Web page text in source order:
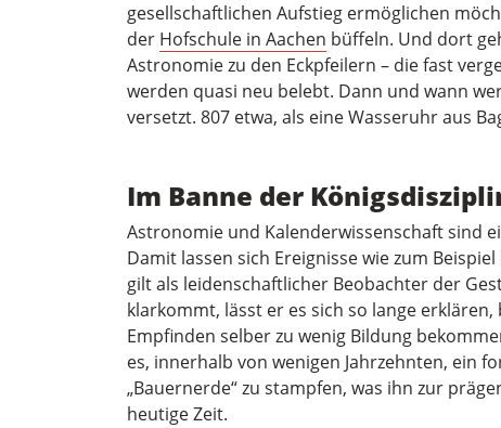
gesellschaftlichen Aufstieg ermöglichen
der Hofschule in Aachen büffeln. Und dort
Astronomie zu den Eckpfeilern – die fast
werden quasi neu belebt. Dann und wann
versetzt. 807 etwa, als eine Wasseruhr aus
Im Banne der
Astronomie und Kalenderwissenschaft sind
Damit lassen sich Ereignisse wie zum Beispiel
gilt als leidenschaftlicher Beobachter der
klarkommt, lässt er es sich so lange
Empfinden selber zu wenig Bildung
es, innerhalb von wenigen Jahrzehnten, ein
„Bauernerde“ zu stampfen, was ihn zur
heutige Zeit.